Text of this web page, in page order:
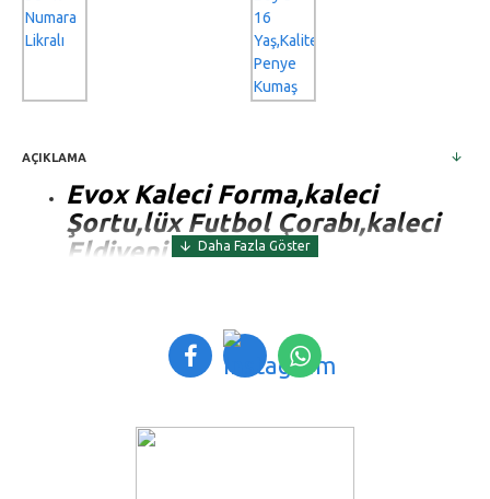
AÇIKLAMA
Evox Kaleci Forma,kaleci
Şortu,lüx Futbol Çorabı,kaleci
Eldiveni Seti
Forması,Lüks Çorap, Kaleci
Eldiveni Set Set İçeriği
Baskılı)